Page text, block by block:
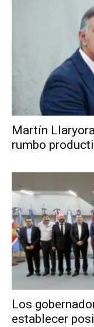
Martín
rumbo
Los
establecer